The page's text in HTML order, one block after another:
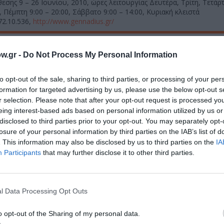
- Do Not Process My Personal Information
opt-out of the sale, sharing to third parties, or processing of your
for targeted advertising by us, please use the below opt-out
selection. Please note that after your opt-out request is processed
interest-based ads based on personal information utilized by us
to third parties prior to your opt-out. You may separately
of your personal information by third parties on the IAB’s list of
This information may also be disclosed by us to third parties on the
Participants that may further disclose it to other third parties.
Data Processing Opt Outs
opt-out of the Sharing of my personal data.
9 – 26 Ιουνίου, 2010, ώρες λειτουργίας Δευτέρα, Τρίτη,
Πέμπτη 9:00 – 20:00, Σάββατο 9:00 – 14:00, Κυριακή κλειστά
http://www.gennadius.gr/
πρώτοι όλες τις ειδήσεις
στο
Δες
ΙΡΙΣ ΚΡΗΤΙΚΟΥ ΜΑΡΙΑ ΓΙΑΝΝΑΚΑΚΗ
και τον Πολιτισμό!